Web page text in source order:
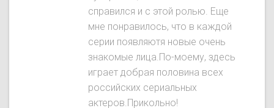
справился и с этой ролью. Еще
мне понравилось, что в каждой
серии появляютя новые очень
знакомые лица.По-моему, здесь
играет добрая половина всех
российских сериальных
актеров.Прикольно!